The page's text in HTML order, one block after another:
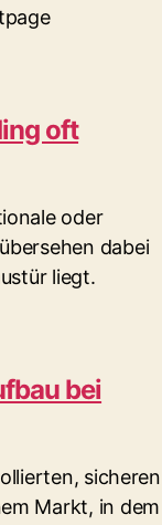
oft
oder
dabei
liegt.
bei
sicheren
Markt, in dem